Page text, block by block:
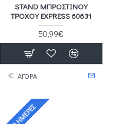
STAND ΜΠΡΟΣΤΙΝΟΎ
ΤΡΟΧΟΎ EXPRESS 60631
50,99€
ΑΓΟΡΑ